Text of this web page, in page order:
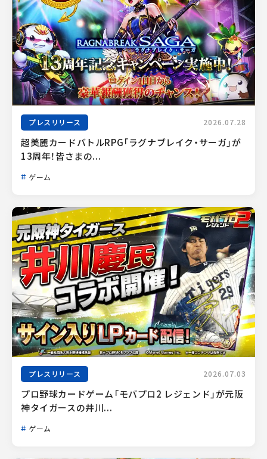
プレスリリース 2026.07.28
超美麗カードバトルRPG「ラグナブレイク・サーガ」が
13周年！皆さまの...
ゲーム
プレスリリース 2026.07.03
プロ野球カードゲーム「モバプロ2 レジェンド」が元阪
神タイガースの井川...
ゲーム